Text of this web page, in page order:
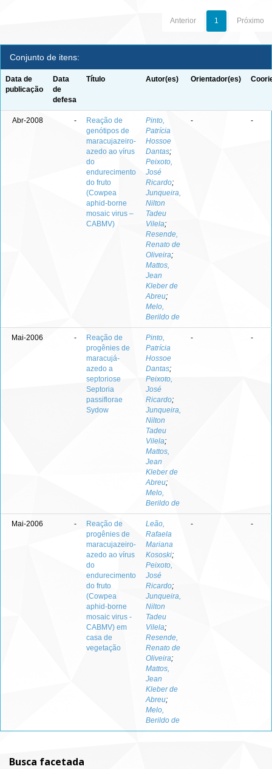
Anterior 1 Próximo
Conjunto de itens:
Data de
publicação
Data
de
defesa
Título Autor(es) Orientador(es)
Abr-2008 -
Reação de
genótipos de
maracujazeiro-
azedo ao vírus
do
endurecimento
do fruto
(Cowpea
aphid-borne
mosaic virus –
CABMV)
Pinto,
Patrícia
Hossoe
Dantas;
Peixoto,
José
Ricardo;
Junqueira,
Nilton
Tadeu
Vilela;
Resende,
Renato de
Oliveira;
Mattos,
Jean
Kleber de
Abreu;
Melo,
Berildo de
- -
Mai-2006 -
Reação de
progênies de
maracujá-
azedo a
septoriose
Septoria
passiflorae
Sydow
Pinto,
Patrícia
Hossoe
Dantas;
Peixoto,
José
Ricardo;
Junqueira,
Nilton
Tadeu
Vilela;
Mattos,
Jean
Kleber de
Abreu;
Melo,
Berildo de
- -
Mai-2006 -
Reação de
progênies de
maracujazeiro-
azedo ao vírus
do
endurecimento
do fruto
(Cowpea
aphid-borne
mosaic virus -
CABMV) em
casa de
vegetação
Leão,
Rafaela
Mariana
Kososki;
Peixoto,
José
Ricardo;
Junqueira,
Nilton
Tadeu
Vilela;
Resende,
Renato de
Oliveira;
Mattos,
Jean
Kleber de
Abreu;
Melo,
Berildo de
- -
Busca facetada